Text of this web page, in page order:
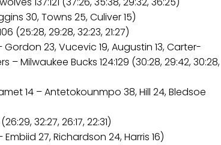
30, Towns 25, Culiver 15)
(25:28, 29:28, 32:23, 21:27)
Gordon 23, Vucevic 19, Augustin 13, Carter-
– Milwaukee Bucks 124:129 (30:28, 29:42, 30:28,
14 – Antetokounmpo 38, Hill 24, Bledsoe
32:27, 26:17, 22:31)
27, Richardson 24, Harris 16)